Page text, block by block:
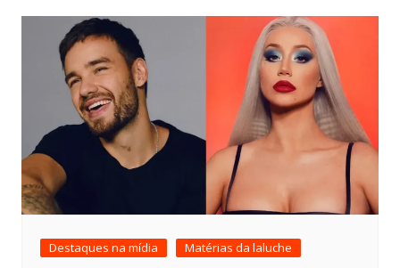
Destaques na mídia Matérias da laluche